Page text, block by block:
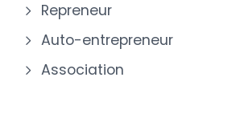
Repreneur
Auto-entrepreneur
Association